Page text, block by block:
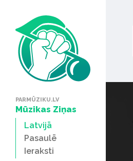
PARMŪZIKU.LV
Mūzikas Ziņas
Latvijā
Pasaulē
Ieraksti